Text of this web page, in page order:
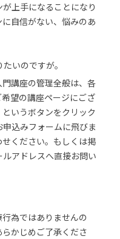
上手になることになり
自信がない、悩みのあ
いのですが。
講座の管理全般は、各
望の講座ページにござ
いうボタンをクリック
込みフォームに飛びま
ください。もしくは掲
アドレスへ直接お問い
為ではありませんの
かじめご了承くださ